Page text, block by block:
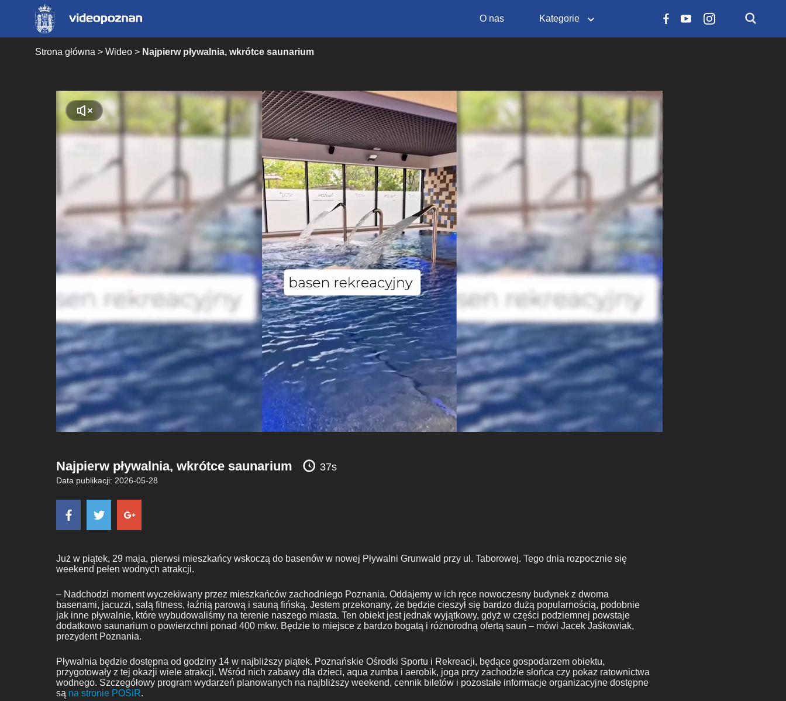
O nas Kategorie
Strona główna > Wideo > Najpierw pływalnia, wkrótce saunarium
Najpierw pływalnia, wkrótce saunarium 37s
Data publikacji: 2026-05-28
Już w piątek, 29 maja, pierwsi mieszkańcy wskoczą do basenów w nowej Pływalni Grunwald przy ul. Taborowej. Tego dnia rozpocznie się
weekend pełen wodnych atrakcji.
– Nadchodzi moment wyczekiwany przez mieszkańców zachodniego Poznania. Oddajemy w ich ręce nowoczesny budynek z dwoma
basenami, jacuzzi, salą fitness, łaźnią parową i sauną fińską. Jestem przekonany, że będzie cieszył się bardzo dużą popularnością, podobnie
jak inne pływalnie, które wybudowaliśmy na terenie naszego miasta. Ten obiekt jest jednak wyjątkowy, gdyż w części podziemnej powstaje
dodatkowo saunarium o powierzchni ponad 400 mkw. Będzie to miejsce z bardzo bogatą i różnorodną ofertą saun – mówi Jacek Jaśkowiak,
prezydent Poznania.
Pływalnia będzie dostępna od godziny 14 w najbliższy piątek. Poznańskie Ośrodki Sportu i Rekreacji, będące gospodarzem obiektu,
przygotowały z tej okazji wiele atrakcji. Wśród nich zabawy dla dzieci, aqua zumba i aerobik, joga przy zachodzie słońca czy pokaz ratownictwa
wodnego. Szczegółowy program wydarzeń planowanych na najbliższy weekend, cennik biletów i pozostałe informacje organizacyjne dostępne
są na stronie POSiR.